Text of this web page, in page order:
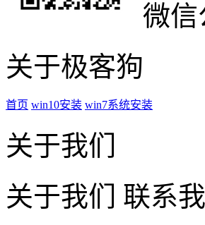
微信
关于极客狗
首页 win10安装 win7系统安装
关于我们
关于我们
联系我